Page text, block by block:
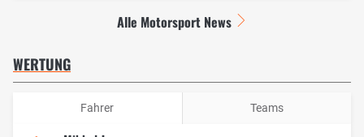
Alle Motorsport News
WERTUNG
Fahrer Teams